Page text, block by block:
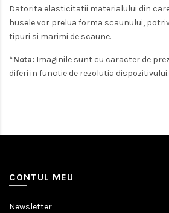
Datorita elasticitatii materialului din
husele vor prelua forma scaunului,
tipuri si marimi de scaune.
*Nota: Imaginile sunt cu caracter de
diferi in functie de rezolutia dispozitivului.
CONTUL MEU
Newsletter